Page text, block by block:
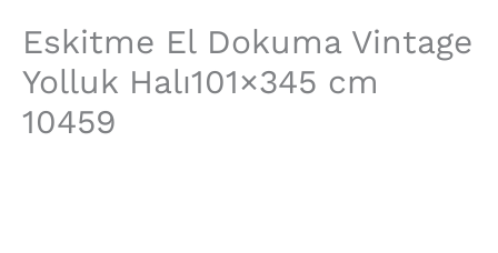
İçeriğe
atla
Eskitme El Dokuma Vintage
Yolluk Halı101×345 cm
10459
Eskitme
El
Dokuma
Vintage